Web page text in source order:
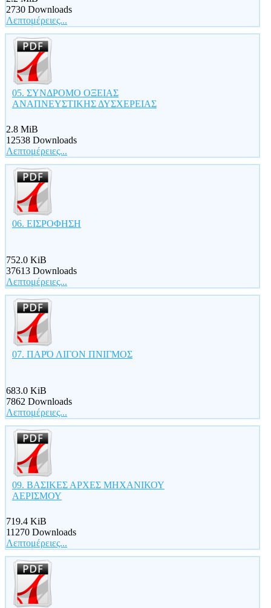
2730 Downloads
Λεπτομέρειες...
05. ΣΥΝΔΡΟΜΟ ΟΞΕΙΑΣ
ΑΝΑΠΝΕΥΣΤΙΚΗΣ ΔΥΣΧΕΡΕΙΑΣ
2.8 MiB
12538 Downloads
Λεπτομέρειες...
06. ΕΙΣΡΟΦΗΣΗ
752.0 KiB
37613 Downloads
Λεπτομέρειες...
07. ΠΑΡΌ ΛΙΓΟΝ ΠΝΙΓΜΟΣ
683.0 KiB
7862 Downloads
Λεπτομέρειες...
09. ΒΑΣΙΚΕΣ ΑΡΧΕΣ ΜΗΧΑΝΙΚΟΥ
ΑΕΡΙΣΜΟΥ
719.4 KiB
11270 Downloads
Λεπτομέρειες...